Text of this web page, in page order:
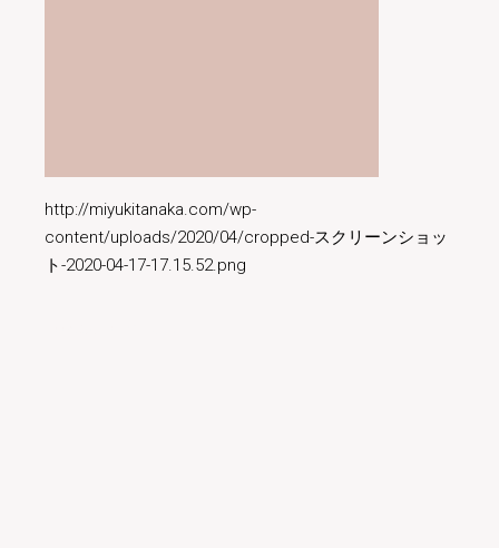
http://miyukitanaka.com/wp-
content/uploads/2020/04/cropped-スクリーンショッ
ト-2020-04-17-17.15.52.png